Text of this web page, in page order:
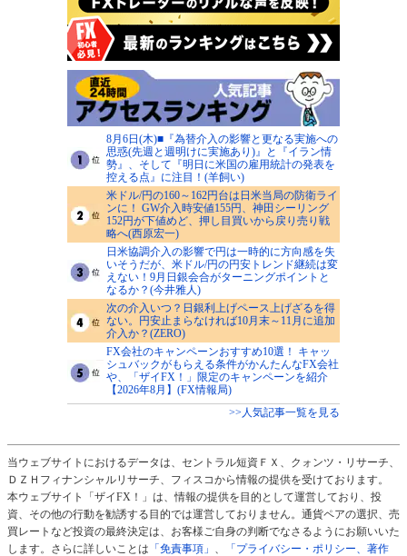
8月6日(木)■『為替介入の影響と更なる実施への
思惑(先週と週明けに実施あり)』と『イラン情
勢』、そして『明日に米国の雇用統計の発表を
控える点』に注目！(羊飼い)
米ドル/円の160～162円台は日米当局の防衛ライ
ンに！ GW介入時安値155円、神田シーリング
152円が下値めど、押し目買いから戻り売り戦
略へ(西原宏一)
日米協調介入の影響で円は一時的に方向感を失
いそうだが、米ドル/円の円安トレンド継続は変
えない！9月日銀会合がターニングポイントと
なるか？(今井雅人)
次の介入いつ？日銀利上げペース上げざるを得
ない。円安止まらなければ10月末～11月に追加
介入か？(ZERO)
FX会社のキャンペーンおすすめ10選！ キャッ
シュバックがもらえる条件がかんたんなFX会社
や、「ザイFX！」限定のキャンペーンを紹介
【2026年8月】(FX情報局)
>>人気記事一覧を見る
当ウェブサイトにおけるデータは、セントラル短資ＦＸ、クォンツ・リサーチ、
ＤＺＨフィナンシャルリサーチ、フィスコから情報の提供を受けております。
本ウェブサイト「ザイFX！」は、情報の提供を目的として運営しており、投
資、その他の行動を勧誘する目的では運営しておりません。通貨ペアの選択、売
買レートなど投資の最終決定は、お客様ご自身の判断でなさるようにお願いいた
します。さらに詳しいことは 「免責事項」 、 「プライバシー・ポリシー、著作